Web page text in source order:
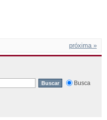
próxima »
Busca